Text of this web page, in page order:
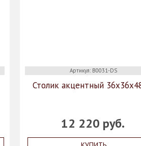
Артикул: B0031-DS
Столик акцентный
12 220 руб.